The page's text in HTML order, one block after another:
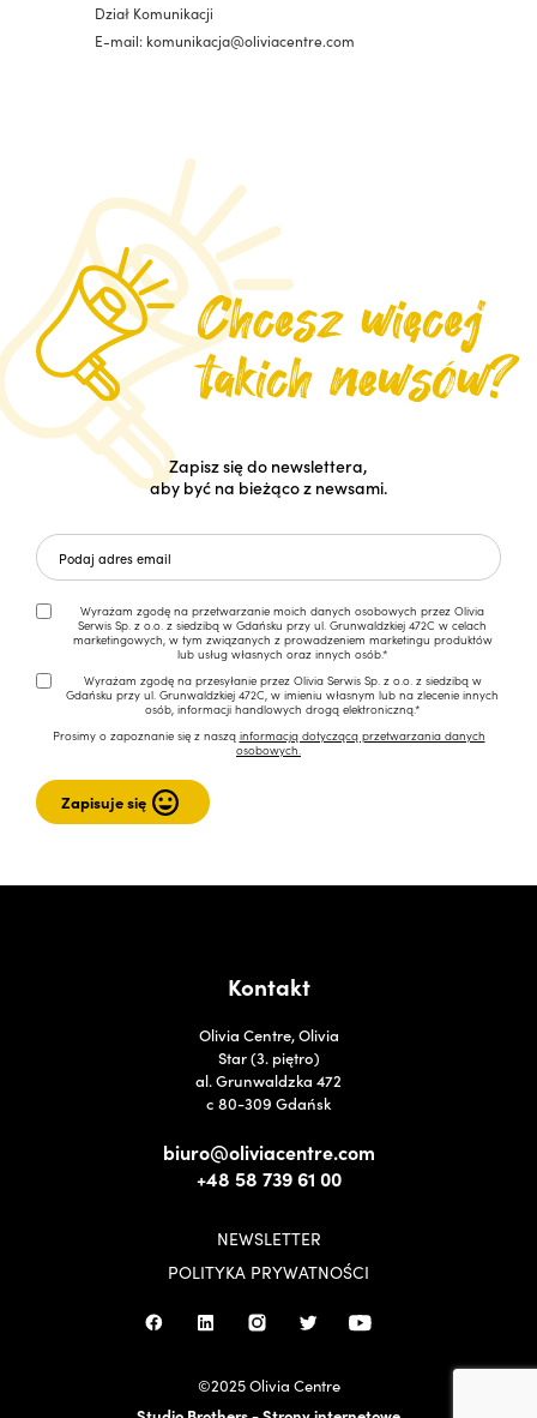
Dział Komunikacji
E-mail: komunikacja@oliviacentre.com
Zapisz się do newslettera,
aby być na bieżąco z newsami.
Wyrażam zgodę na przetwarzanie moich danych osobowych przez Olivia
Serwis Sp. z o.o. z siedzibą w Gdańsku przy ul. Grunwaldzkiej 472C w celach
marketingowych, w tym związanych z prowadzeniem marketingu produktów
lub usług własnych oraz innych osób.*
Wyrażam zgodę na przesyłanie przez Olivia Serwis Sp. z o.o. z siedzibą w
Gdańsku przy ul. Grunwaldzkiej 472C, w imieniu własnym lub na zlecenie innych
osób, informacji handlowych drogą elektroniczną.*
Prosimy o zapoznanie się z naszą informacją dotyczącą przetwarzania danych
osobowych.
Kontakt
Olivia Centre, Olivia
Star (3. piętro)
al. Grunwaldzka 472
c 80-309 Gdańsk
biuro@oliviacentre.com
+48 58 739 61 00
NEWSLETTER
POLITYKA PRYWATNOŚCI
©2025 Olivia Centre